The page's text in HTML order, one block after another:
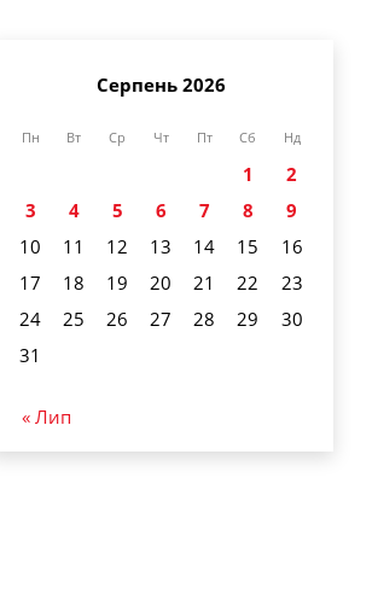
Серпень 2026
Пн Вт Ср Чт Пт Сб Нд
1
2
3
4 5 6 7 8
9
10
11 12 13 14 15
16
17
18 19 20 21 22
23
24
25 26 27 28 29
30
31
« Лип